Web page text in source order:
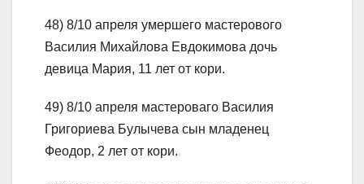
48) 8/10 апреля умершего мастерового
Василия Михайлова Евдокимова дочь
девица Мария, 11 лет от кори.
49) 8/10 апреля мастероваго Василия
Григориева Булычева сын младенец
Феодор, 2 лет от кори.